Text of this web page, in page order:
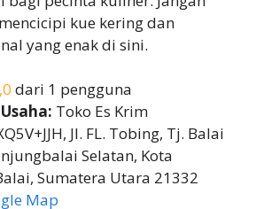
kue kering dan
yang enak di sini.
dari 1 pengguna
Toko Es Krim
Jl. FL. Tobing, Tj. Balai
Selatan, Kota
Sumatera Utara 21332
Map